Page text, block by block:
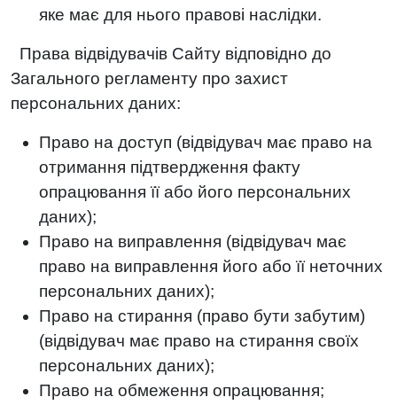
яке має для нього правові наслідки.
Права відвідувачів Сайту відповідно до
Загального регламенту про захист
персональних даних:
Право на доступ (відвідувач має право на
отримання підтвердження факту
опрацювання її або його персональних
даних);
Право на виправлення (відвідувач має
право на виправлення його або її неточних
персональних даних);
Право на стирання (право бути забутим)
(відвідувач має право на стирання своїх
персональних даних);
Право на обмеження опрацювання;